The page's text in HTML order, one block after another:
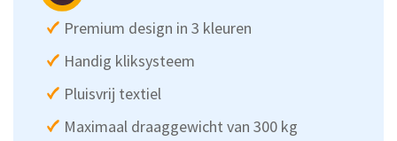
Premium design in 3 kleuren
Handig kliksysteem
Pluisvrij textiel
Maximaal draaggewicht van 300 kg